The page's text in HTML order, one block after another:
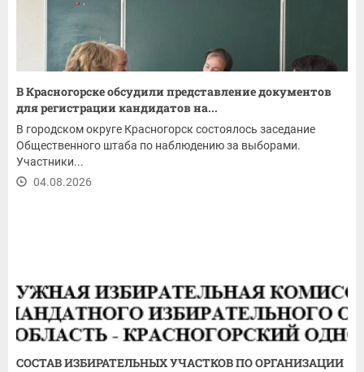
В Красногорске обсудили представление документов
для регистрации кандидатов на...
В городском округе Красногорск состоялось заседание
Общественного штаба по наблюдению за выборами.
Участники...
04.08.2026
СОСТАВ ИЗБИРАТЕЛЬНЫХ УЧАСТКОВ ПО ОРГАНИЗАЦИИ